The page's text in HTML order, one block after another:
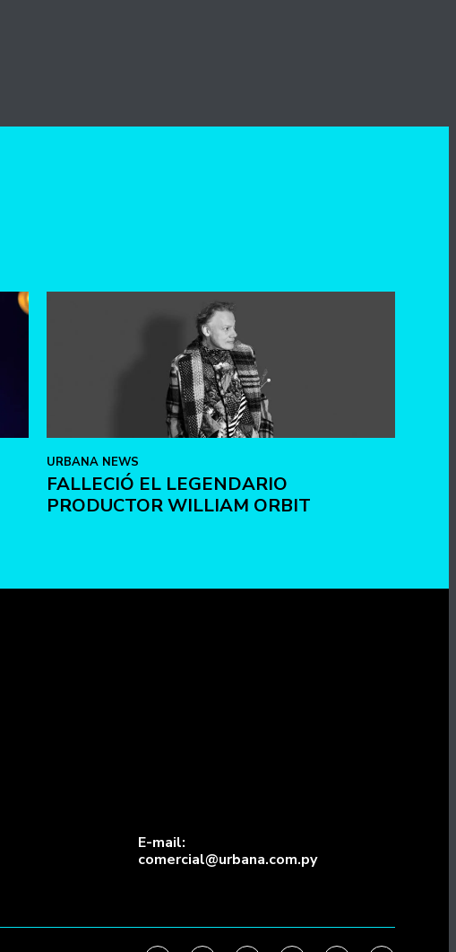
URBANA NEWS
FALLECIÓ EL LEGENDARIO
PRODUCTOR WILLIAM ORBIT
E-mail:
comercial@urbana.com.py